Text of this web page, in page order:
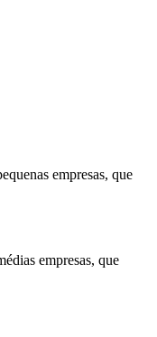
empresas, que
empresas, que